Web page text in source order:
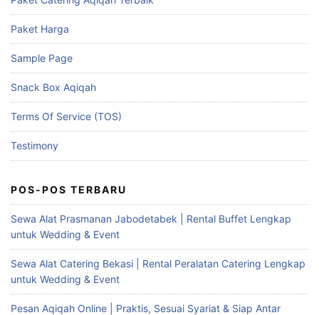
Paket Harga
Sample Page
Snack Box Aqiqah
Terms Of Service (TOS)
Testimony
POS-POS TERBARU
Sewa Alat Prasmanan Jabodetabek | Rental Buffet Lengkap
untuk Wedding & Event
Sewa Alat Catering Bekasi | Rental Peralatan Catering Lengkap
untuk Wedding & Event
Pesan Aqiqah Online | Praktis, Sesuai Syariat & Siap Antar